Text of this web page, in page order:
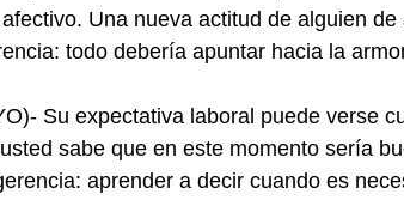
Una nueva actitud de alguien de
todo debería apuntar hacia la
Su expectativa laboral puede verse
sabe que en este momento sería
aprender a decir cuando es